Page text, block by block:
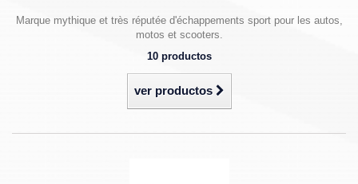
Marque mythique et très réputée d'échappements sport pour les autos,
motos et scooters.
10 productos
ver productos